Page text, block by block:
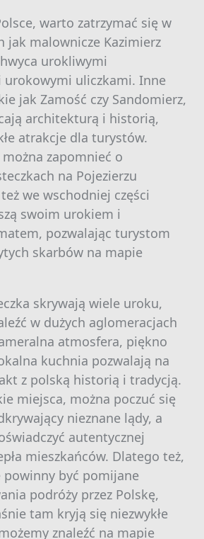
warto zatrzymać się w
jak malownicze Kazimierz
urokliwymi
urokowymi uliczkami. Inne
jak Zamość czy Sandomierz,
architekturą i historią,
atrakcje dla turystów.
zapomnieć o
na Pojezierzu
we wschodniej części
swoim urokiem i
pozwalając turystom
skarbów na mapie
skrywają wiele uroku,
w dużych aglomeracjach
atmosfera, piękno
kuchnia pozwalają na
z polską historią i tradycją.
miejsca, można poczuć się
nieznane lądy, a
autentycznej
mieszkańców. Dlatego też,
powinny być pomijane
podróży przez Polskę,
tam kryją się niezwykłe
znaleźć na mapie